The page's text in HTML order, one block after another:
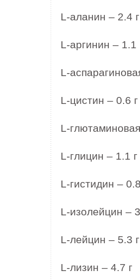
L-аланин – 2.4 г
L-аргинин – 1.1
L-
L-цистин – 0.6 г
L-
L-глицин – 1.1 г
L-гистидин –
L-изолейцин –
L-лейцин – 5.3 г
L-лизин – 4.7 г